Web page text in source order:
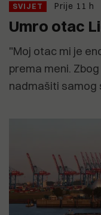
SVIJET Prije 11 h
Umro otac
"Moj otac mi je
prema meni.
nadmašiti samog